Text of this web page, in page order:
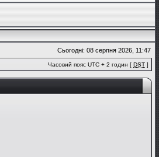
Сьогодні: 08 серпня 2026, 11:47
Часовий пояс UTC + 2 годин [ DST ]